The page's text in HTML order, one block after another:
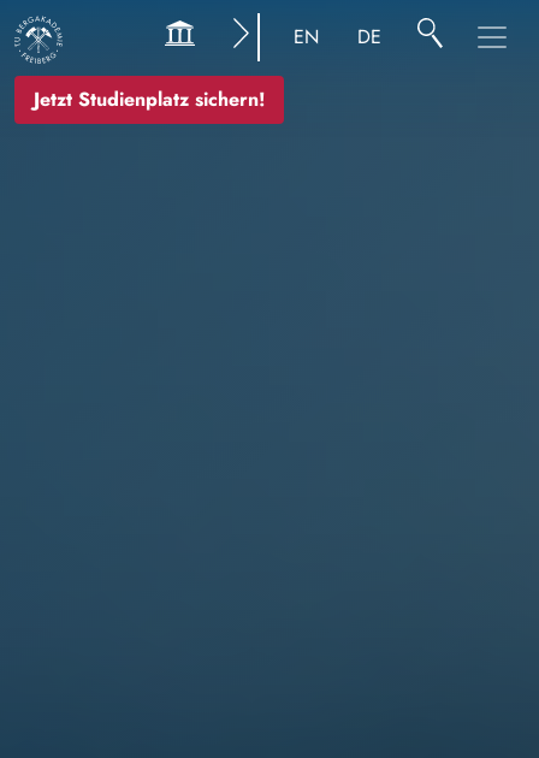
Jetzt Studienplatz sichern!
EN DE
Bild